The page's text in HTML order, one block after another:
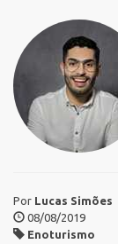
Por Lucas Simões
08/08/2019
Enoturismo